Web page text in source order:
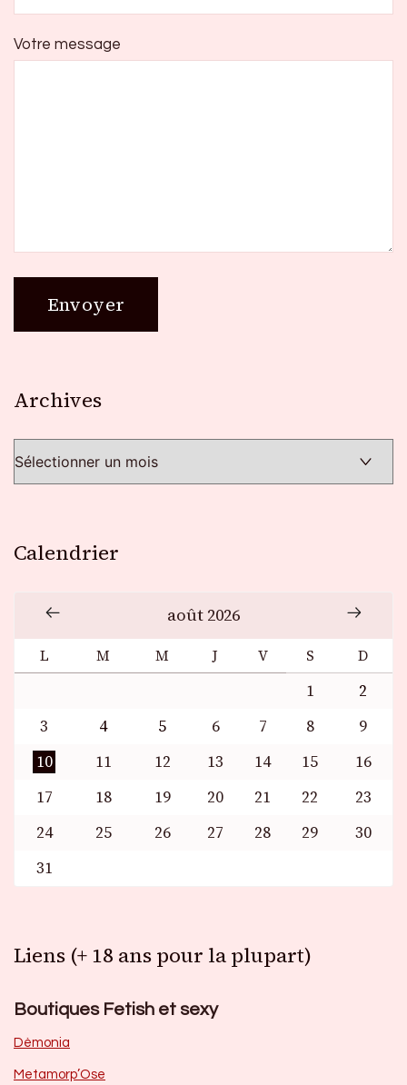
Votre message
Archives
Calendrier
août 2026
L M M J V S D
1
2
3
4 5 6 7 8
9
10
11 12 13 14 15
16
17
18 19 20 21 22
23
24
25 26 27 28 29
30
31
Liens (+ 18 ans pour la plupart)
Boutiques Fetish et sexy
Dèmonia
Metamorp’Ose